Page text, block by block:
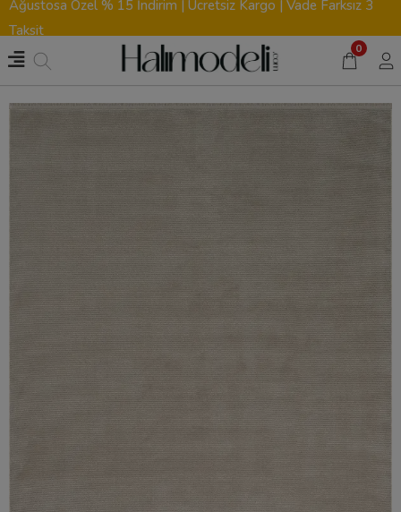
Ağustosa Özel % 15 İndirim | Ücretsiz Kargo | Vade Farksız 3
Taksit
0